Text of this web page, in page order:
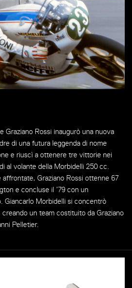
Graziano Rossi inaugurò una nuova
di una futura leggenda di nome
e riuscì a ottenere tre vittorie nei
al volante della Morbidelli 250 cc.
Graziano Rossi ottenne 67
e concluse il ’79 con un
Giancarlo Morbidelli si concentrò
un team costituito da Graziano
Pelletier.